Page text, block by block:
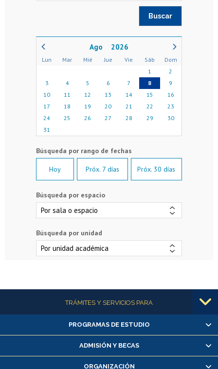
2026
Lun Mar Mié Jue Vie Sáb
Dom
1
2
3
4 5 6 7 8
9
10
11 12 13 14 15
16
17
18 19 20 21 22
23
24
25 26 27 28 29
30
31
Hoy Próx. 7 días Próx. 30 días
Búsqueda por espacio
Búsqueda por unidad
Más informaciónTRÁMITES Y SERVICIOS PARA
Alumnas/os y exalumnas/os
Matrícula en línea
Inscripción y cambio de asignaturas
PROGRAMAS DE ESTUDIO
ADMISIÓN Y BECAS
ORGANIZACIÓN